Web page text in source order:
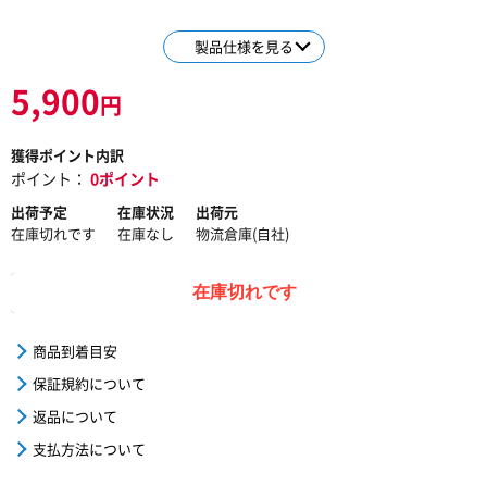
製品仕様を見る
5,900円
獲得ポイント内訳
ポイント： 0ポイント
出荷予定
在庫切れです
在庫状況
在庫なし
出荷元
物流倉庫(自社)
在庫切れです
商品到着目安
保証規約について
返品について
支払方法について